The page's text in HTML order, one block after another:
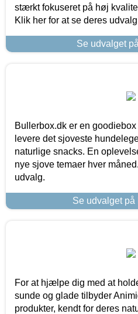
stærkt fokuseret på høj
Klik her for at se deres
Se udvalget
Bullerbox.dk er en
levere det sjoveste
naturlige snacks. En
nye sjove temaer hver
udvalg.
Se udvalget
For at hjælpe dig med at
sunde og glade tilbyder
produkter, kendt for deres